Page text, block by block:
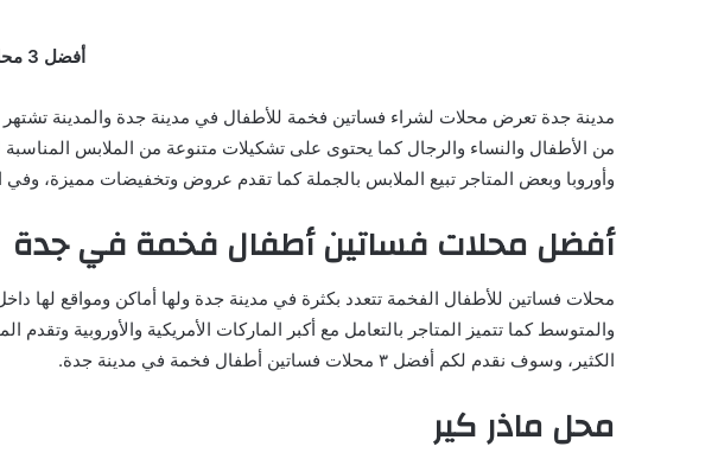
أفضل 3 محلات فساتين أطفال فخمة في جدة
مدينة جدة تعرض محلات لشراء فساتين فخمة للأطفال في مدينة جدة والمدينة تشتهر
من الأطفال والنساء والرجال كما يحتوى على تشكيلات متنوعة من الملابس
وأوروبا وبعض المتاجر تبيع الملابس بالجملة كما تقدم عروض وتخفيضات مميزة،
أفضل محلات فساتين أطفال فخمة في جدة
محلات فساتين للأطفال الفخمة تتعدد بكثرة في مدينة جدة ولها أماكن ومواقع لها
والمتوسط كما تتميز المتاجر بالتعامل مع أكبر الماركات الأمريكية والأوروبية
الكثير، وسوف نقدم لكم أفضل ٣ محلات فساتين أطفال فخمة في مدينة جدة.
محل ماذر كير